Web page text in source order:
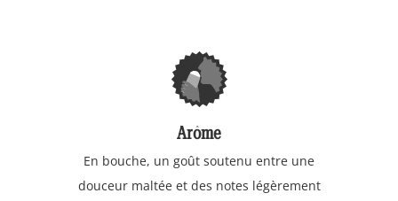
Arôme
En bouche, un goût soutenu entre une
douceur maltée et des notes légèrement